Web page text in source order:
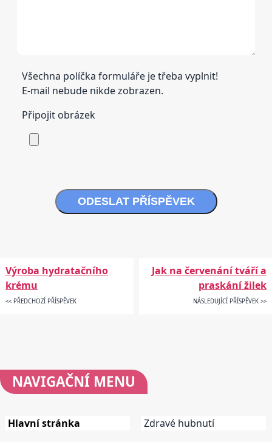
Všechna políčka formuláře je třeba vyplnit!
E-mail nebude nikde zobrazen.
Připojit obrázek
ODESLAT PŘÍSPĚVEK
Výroba hydratačního
krému
<< PŘEDCHOZÍ PŘÍSPĚVEK
Jak na červenání tváří a
praskání žilek
NÁSLEDUJÍCÍ PŘÍSPĚVEK >>
NAVIGAČNÍ MENU
Hlavní stránka Zdravé hubnutí